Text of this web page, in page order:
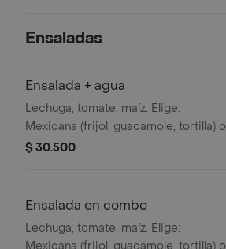
Ensaladas
Ensalada + agua
Lechuga, tomate, maíz. Elige:
Mexicana (frijol, guacamole, tortilla) o
Campestre (quesos, huevo, pepinillos)
alimentos de origen animal) + agua
$ 30.500
Ensalada en combo
Lechuga, tomate, maíz. Elige: